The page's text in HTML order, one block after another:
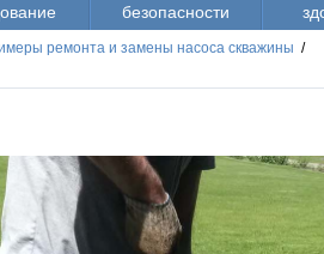
безопасности
ремонта и замены насоса скважины /